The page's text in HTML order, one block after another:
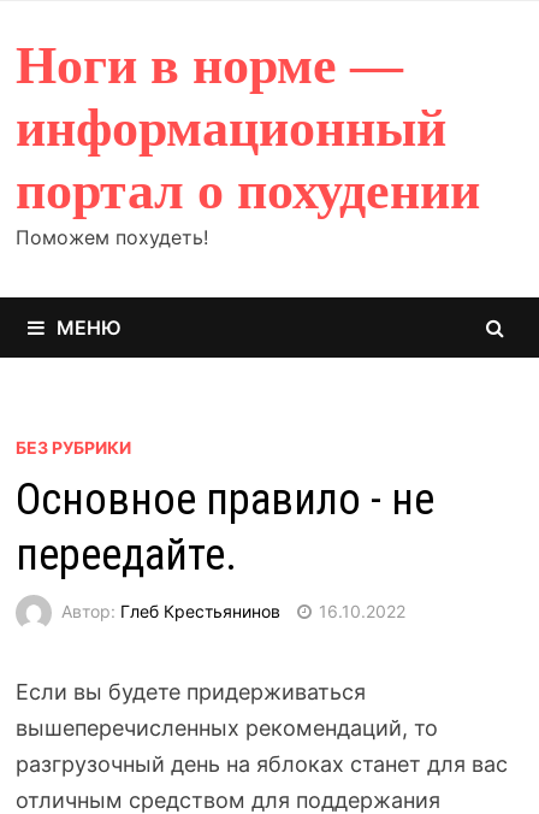
содержимому
Ноги в норме —
информационный
портал о похудении
Поможем похудеть!
МЕНЮ
БЕЗ РУБРИКИ
Основное правило - не
переедайте.
Автор: Глеб Крестьянинов 16.10.2022
Если вы будете придерживаться
вышеперечисленных рекомендаций, то
разгрузочный день на яблоках станет для вас
отличным средством для поддержания